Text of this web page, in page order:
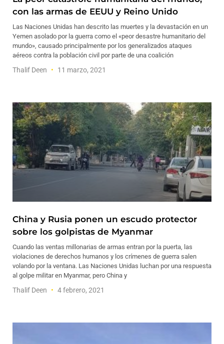
con las armas de EEUU y Reino Unido
Las Naciones Unidas han descrito las muertes y la devastación en un
Yemen asolado por la guerra como el «peor desastre humanitario del
mundo», causado principalmente por los generalizados ataques
aéreos contra la población civil por parte de una coalición
Thalif Deen 11 marzo, 2021
China y Rusia ponen un escudo protector
sobre los golpistas de Myanmar
Cuando las ventas millonarias de armas entran por la puerta, las
violaciones de derechos humanos y los crímenes de guerra salen
volando por la ventana. Las Naciones Unidas luchan por una respuesta
al golpe militar en Myanmar, pero China y
Thalif Deen 4 febrero, 2021